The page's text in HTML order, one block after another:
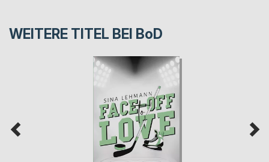
WEITERE TITEL BEI BoD